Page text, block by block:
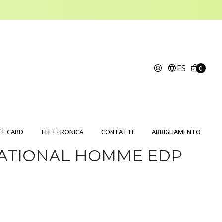
ES 0
CARD ELETTRONICA CONTATTI ABBIGLIAMENTO
HOMME EDP